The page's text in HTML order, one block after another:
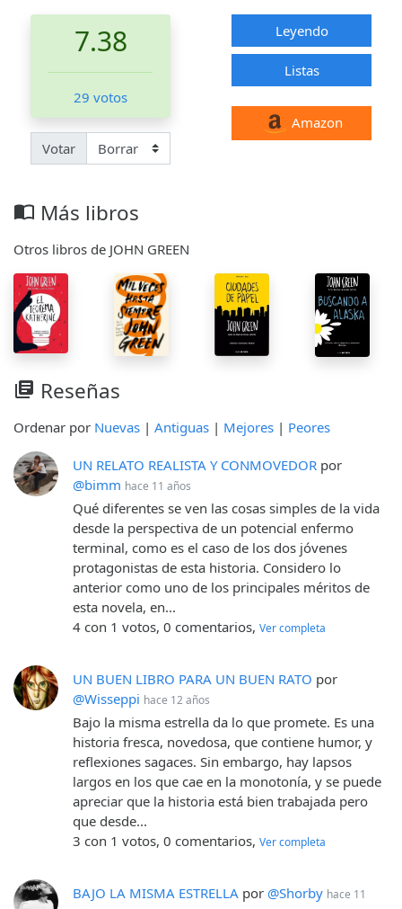
7.38
29 votos
Votar
Leyendo
Listas
Amazon
import_contacts Más libros
Otros libros de JOHN GREEN
library_books Reseñas
Ordenar por Nuevas | Antiguas | Mejores | Peores
UN RELATO REALISTA Y CONMOVEDOR por
@bimm hace 11 años
Qué diferentes se ven las cosas simples de la vida
desde la perspectiva de un potencial enfermo
terminal, como es el caso de los dos jóvenes
protagonistas de esta historia. Considero lo
anterior como uno de los principales méritos de
esta novela, en...
4 con 1 votos, 0 comentarios, Ver completa
UN BUEN LIBRO PARA UN BUEN RATO por
@Wisseppi hace 12 años
Bajo la misma estrella da lo que promete. Es una
historia fresca, novedosa, que contiene humor, y
reflexiones sagaces. Sin embargo, hay lapsos
largos en los que cae en la monotonía, y se puede
apreciar que la historia está bien trabajada pero
que desde...
3 con 1 votos, 0 comentarios, Ver completa
BAJO LA MISMA ESTRELLA por @Shorby hace 11